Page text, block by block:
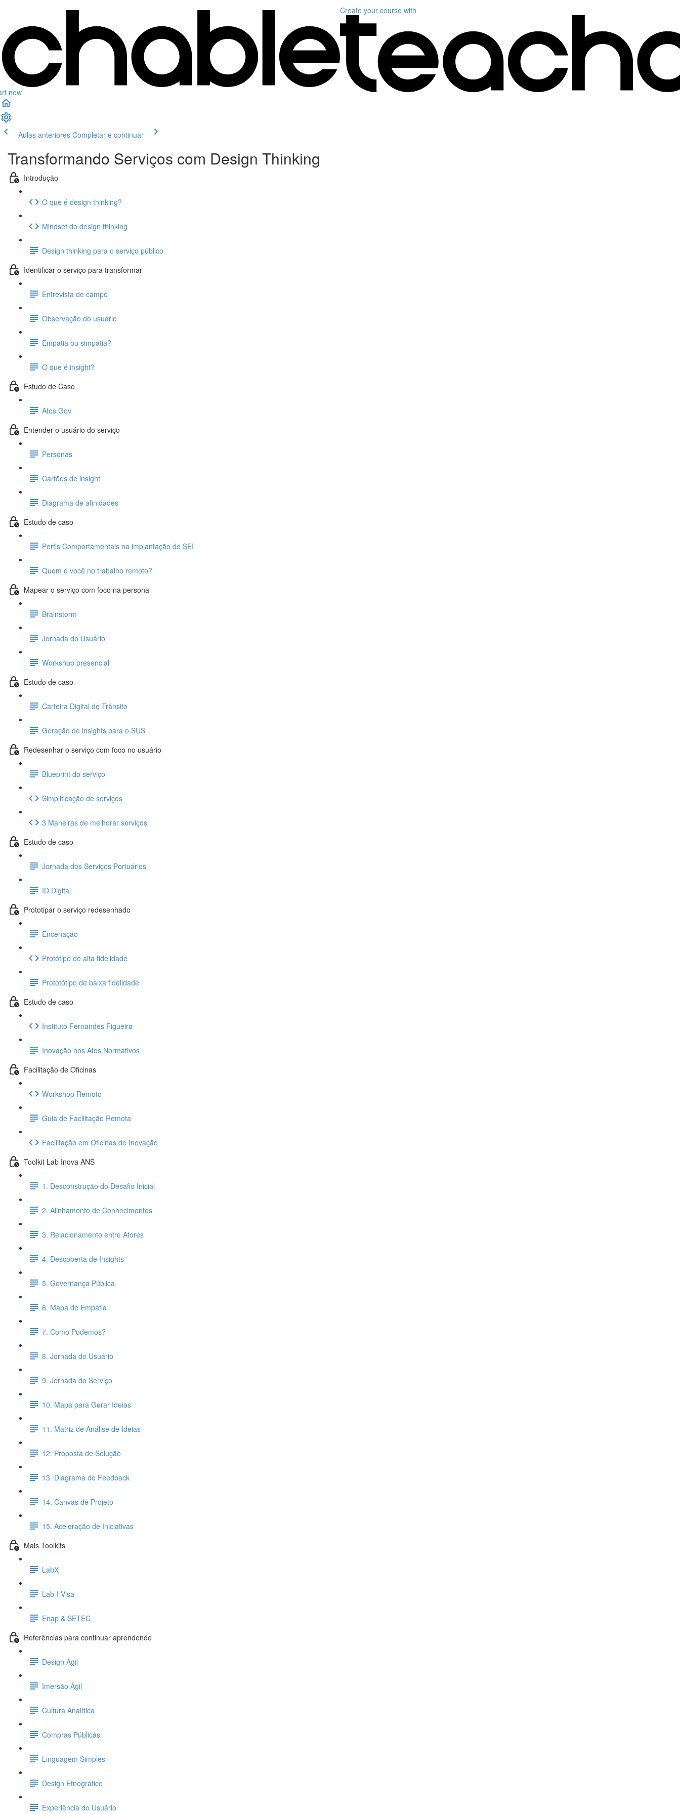
now
Create your course with
Aulas anteriores Completar e continuar
Transformando Serviços com Design Thinking
Introdução
O que é design thinking?
Mindset do design thinking
Design thinking para o serviço público
Identificar o serviço para transformar
Entrevista de campo
Observação do usuário
Empatia ou simpatia?
O que é insight?
Estudo de Caso
Atos.Gov
Entender o usuário do serviço
Personas
Cartões de insight
Diagrama de afinidades
Estudo de caso
Perfis Comportamentais na implantação do SEI
Quem é você no trabalho remoto?
Mapear o serviço com foco na persona
Brainstorm
Jornada do Usuário
Workshop presencial
Estudo de caso
Carteira Digital de Trânsito
Geração de insights para o SUS
Redesenhar o serviço com foco no usuário
Blueprint do serviço
Simplificação de serviços
3 Maneiras de melhorar serviços
Estudo de caso
Jornada dos Serviços Portuários
ID Digital
Prototipar o serviço redesenhado
Encenação
Protótipo de alta fidelidade
Prototótipo de baixa fidelidade
Estudo de caso
Instituto Fernandes Figueira
Inovação nos Atos Normativos
Facilitação de Oficinas
Workshop Remoto
Guia de Facilitação Remota
Facilitação em Oficinas de Inovação
Toolkit Lab Inova ANS
1. Desconstrução do Desafio Inicial
2. Alinhamento de Conhecimentos
3. Relacionamento entre Atores
4. Descoberta de Insights
5. Governança Pública
6. Mapa de Empatia
7. Como Podemos?
8. Jornada do Usuário
9. Jornada do Serviço
10. Mapa para Gerar Ideias
11. Matriz de Análise de Ideias
12. Proposta de Solução
13. Diagrama de Feedback
14. Canvas de Projeto
15. Aceleração de Iniciativas
Mais Toolkits
LabX
Lab-I Visa
Enap & SETEC
Referências para continuar aprendendo
Design Ágil
Imersão Ágil
Cultura Analítica
Compras Públicas
Linguagem Simples
Design Etnográfico
Experiência do Usuário